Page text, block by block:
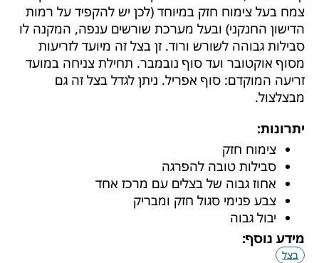
צמח בעל צימוח חזק במיוחד (לכן יש להקפיד על רמות
הדישון החנקני) ובעל מערכת שורשים ענפה, המקנה לו
סבילות גבוהה לשורש ורוד. זן בצל זה מיועד לזריעות
מסוף אוקטובר ועד סוף נובמבר. תחילת צניחה במועד
זריעה המוקדם: סוף אפריל. ניתן לגדל בצל זה גם
מבצלצול.
יתרונות:
צימוח חזק
סבילות טובה להפרגה
אחוז גבוה של בצלים עם מרכז אחד
צבע פנימי סגול חזק ומבריק
יבול גבוה
מידע נוסף:
בצל